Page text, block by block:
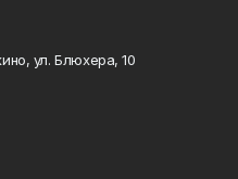
ул. Блюхера, 10